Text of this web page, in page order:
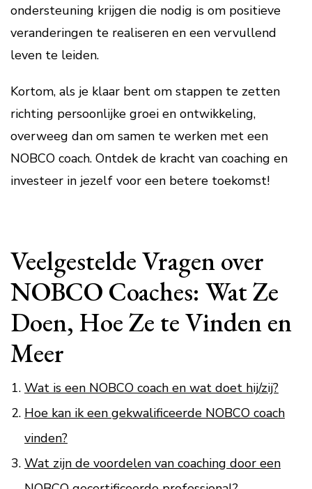
ondersteuning krijgen die nodig is om positieve
veranderingen te realiseren en een vervullend
leven te leiden.
Kortom, als je klaar bent om stappen te zetten
richting persoonlijke groei en ontwikkeling,
overweeg dan om samen te werken met een
NOBCO coach. Ontdek de kracht van coaching en
investeer in jezelf voor een betere toekomst!
Veelgestelde Vragen over
NOBCO Coaches: Wat Ze
Doen, Hoe Ze te Vinden en
Meer
Wat is een NOBCO coach en wat doet hij/zij?
Hoe kan ik een gekwalificeerde NOBCO coach
vinden?
Wat zijn de voordelen van coaching door een